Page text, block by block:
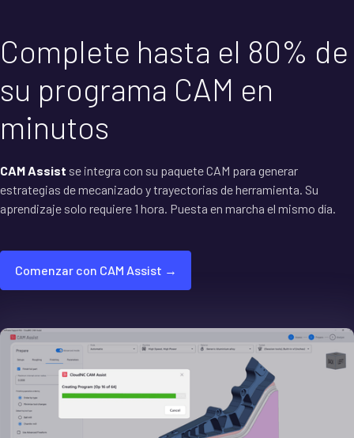
Complete hasta el 80% de
su programa CAM en
minutos
CAM Assist se integra con su paquete CAM para generar
estrategias de mecanizado y trayectorias de herramienta. Su
aprendizaje solo requiere 1 hora. Puesta en marcha el mismo día.
Comenzar con CAM Assist →